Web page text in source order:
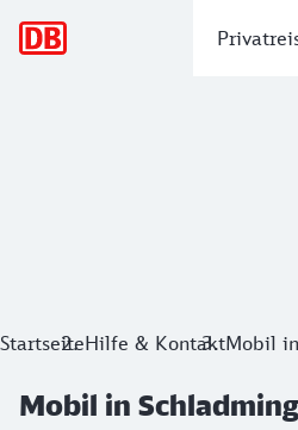
StartseiteHilfe & KontaktMobil
Mobil in